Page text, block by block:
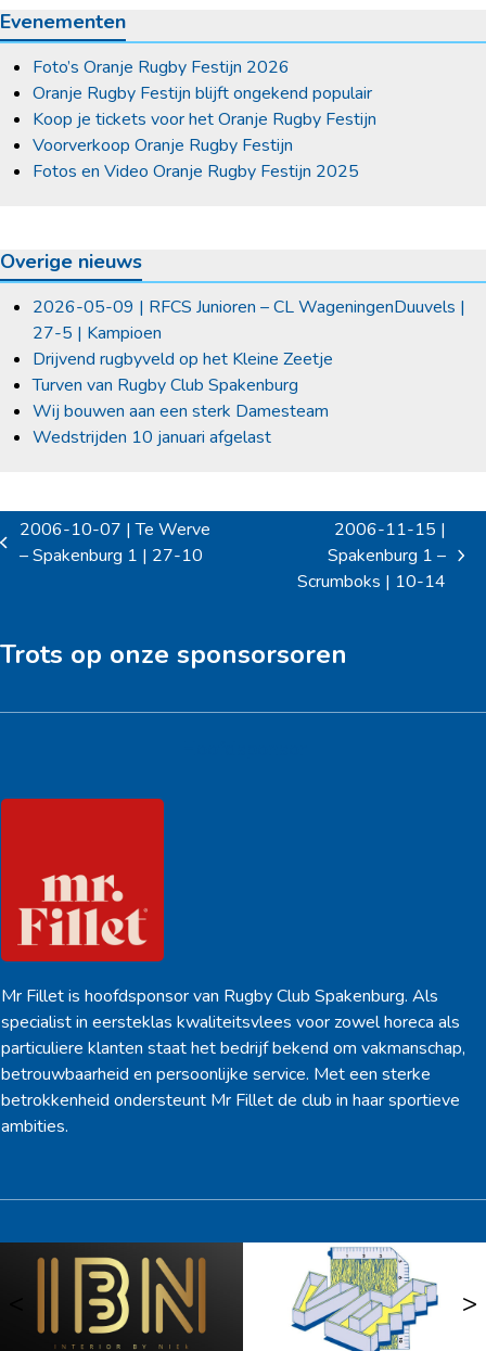
Evenementen
Foto’s Oranje Rugby Festijn 2026
Oranje Rugby Festijn blijft ongekend populair
Koop je tickets voor het Oranje Rugby Festijn
Voorverkoop Oranje Rugby Festijn
Fotos en Video Oranje Rugby Festijn 2025
Overige nieuws
2026-05-09 | RFCS Junioren – CL WageningenDuuvels |
27-5 | Kampioen
Drijvend rugbyveld op het Kleine Zeetje
Turven van Rugby Club Spakenburg
Wij bouwen aan een sterk Damesteam
Wedstrijden 10 januari afgelast
previous
2006-10-07 | Te Werve
– Spakenburg 1 | 27-10
2006-11-15 |
Spakenburg 1 –
Scrumboks | 10-14
Trots op onze sponsorsoren
Mr Fillet is hoofdsponsor van Rugby Club Spakenburg. Als
specialist in eersteklas kwaliteitsvlees voor zowel horeca als
particuliere klanten staat het bedrijf bekend om vakmanschap,
betrouwbaarheid en persoonlijke service. Met een sterke
betrokkenheid ondersteunt Mr Fillet de club in haar sportieve
ambities.
>